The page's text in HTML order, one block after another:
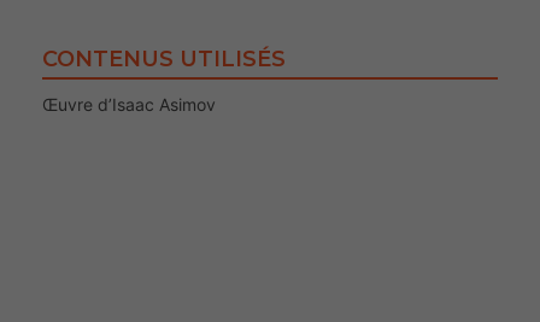
CONTENUS UTILISÉS
Œuvre d’Isaac Asimov